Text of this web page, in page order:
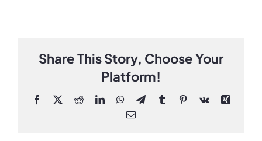
Wo
Mobile
Ort
Share This Story, Choose Your
Platform!
Facebook
X RedditLinkedInWhatsApp
TelegramTumblrPinterest
Vk
Xing
Email